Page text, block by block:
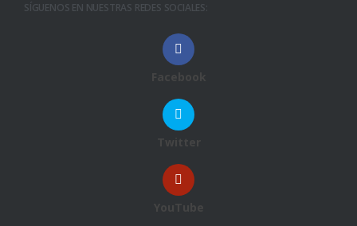
SÍGUENOS EN NUESTRAS REDES SOCIALES:
Facebook
Twitter
YouTube